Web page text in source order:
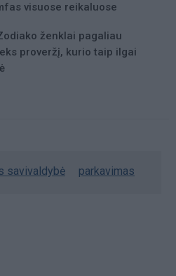
visuose reikaluose
ženklai pagaliau
proveržį, kurio taip ilgai
savivaldybė parkavimas